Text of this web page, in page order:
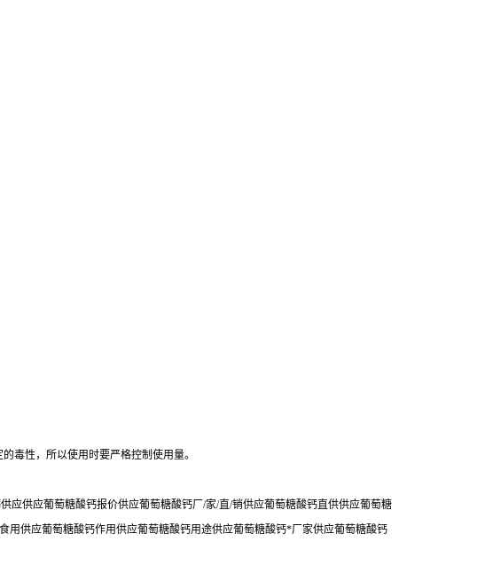
毒性，所以使用时要严格控制使用量。
供应葡萄糖酸钙报价供应葡萄糖酸钙厂/家/直/销供应葡萄糖酸钙直供供应葡萄糖
用供应葡萄糖酸钙作用供应葡萄糖酸钙用途供应葡萄糖酸钙*厂家供应葡萄糖酸钙